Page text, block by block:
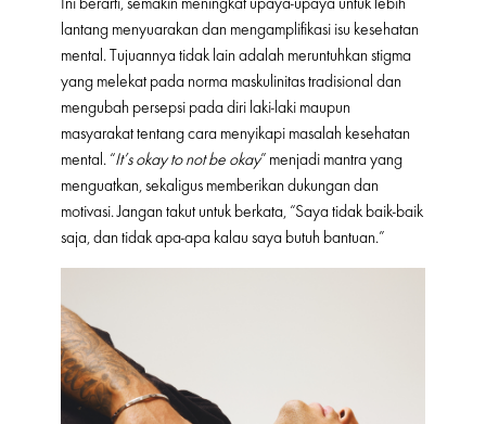
lantang menyuarakan dan mengamplifikasi isu kesehatan
mental. Tujuannya tidak lain adalah meruntuhkan stigma
yang melekat pada norma maskulinitas tradisional dan
mengubah persepsi pada diri laki-laki maupun
masyarakat tentang cara menyikapi masalah kesehatan
mental. “It’s okay to not be okay” menjadi mantra yang
menguatkan, sekaligus memberikan dukungan dan
motivasi. Jangan takut untuk berkata, “Saya tidak baik-baik
saja, dan tidak apa-apa kalau saya butuh bantuan.”